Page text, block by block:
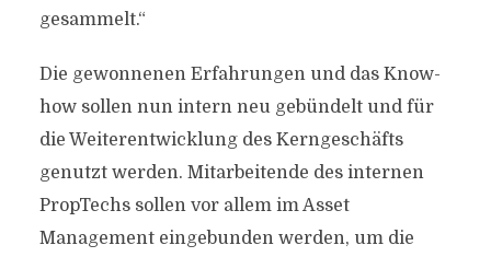
gesammelt.“
Die gewonnenen Erfahrungen und das Know-
how sollen nun intern neu gebündelt und für
die Weiterentwicklung des Kerngeschäfts
genutzt werden. Mitarbeitende des internen
PropTechs sollen vor allem im Asset
Management eingebunden werden, um die